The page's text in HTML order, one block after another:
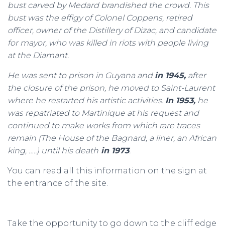
bust carved by Medard brandished the crowd. This
bust was the effigy of Colonel Coppens, retired
officer, owner of the Distillery of Dizac, and candidate
for mayor, who was killed in riots with people living
at the Diamant.
He was sent to prison in Guyana and in 1945, after
the closure of the prison, he moved to Saint-Laurent
where he restarted his artistic activities. In 1953, he
was repatriated to Martinique at his request and
continued to make works from which rare traces
remain (The House of the Bagnard, a liner, an African
king, …..) until his death in 1973.
You can read all this information on the sign at
the entrance of the site.
Take the opportunity to go down to the cliff edge